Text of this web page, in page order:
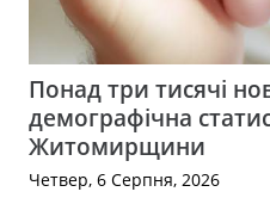
Понад три тисячі
демографічна
Житомирщини
Четвер, 6 Серпня, 2026